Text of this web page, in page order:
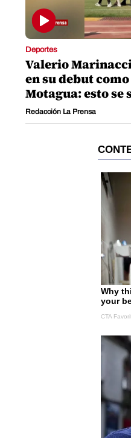
Deportes
Valerio
en su debut
Motagua: esto se
Redacción La Prensa